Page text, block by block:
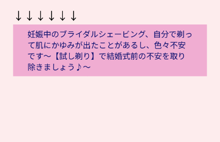
↓↓↓↓↓↓
妊娠中のブライダルシェービング、自分で剃っ
て肌にかゆみが出たことがあるし、色々不安
です〜【試し剃り】で結婚式前の不安を取り
除きましょう♪〜